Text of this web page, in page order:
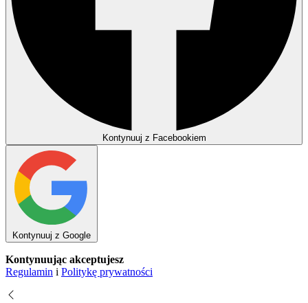
Kontynuuj z Facebookiem
Kontynuuj z Google
Kontynuując akceptujesz
Regulamin i Politykę prywatności